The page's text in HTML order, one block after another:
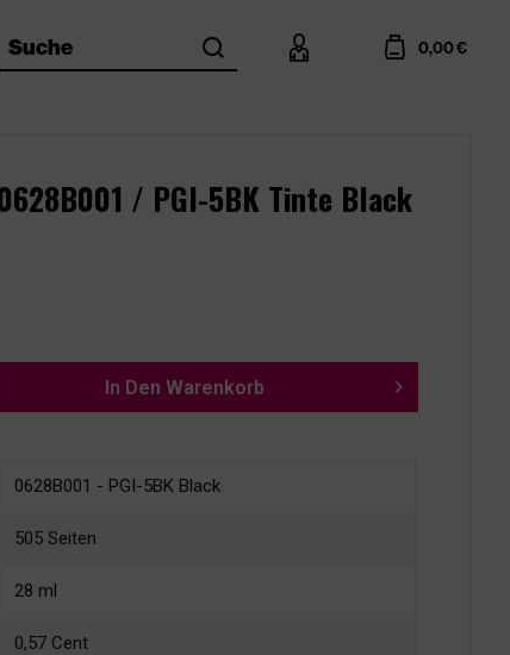
Suche search account cart 0,00 €
/ PGI-5BK Tinte Black
In Den Warenkorb
0628B001 - PGI-5BK Black
505 Seiten
28 ml
0,57 Cent